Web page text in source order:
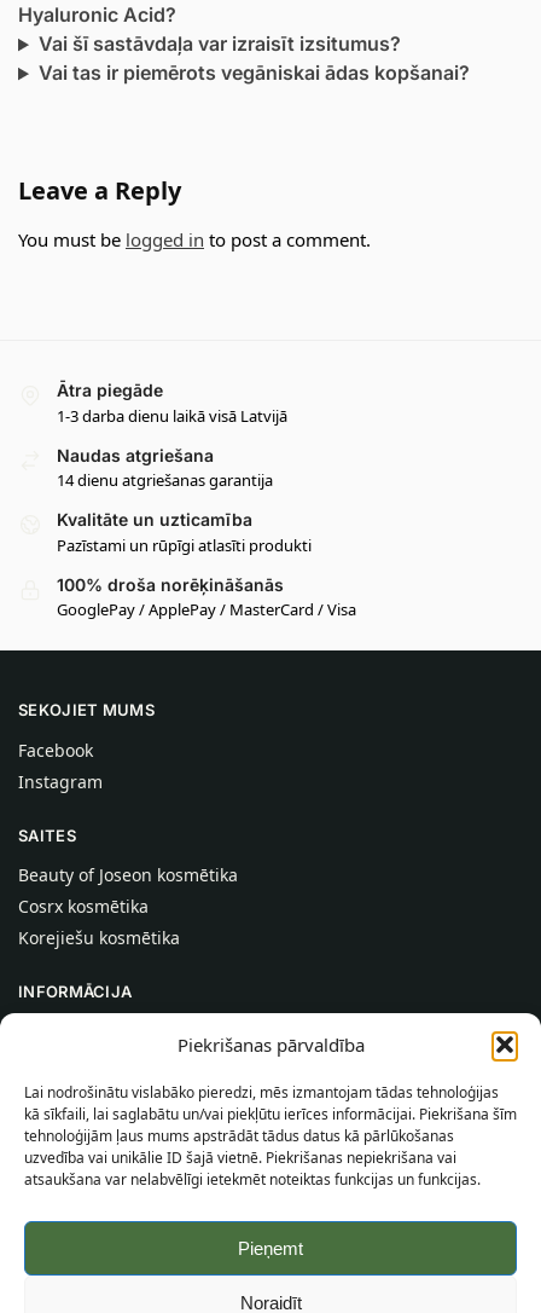
Piekrišanas pārvaldība
Lai nodrošinātu vislabāko pieredzi, mēs izmantojam tādas tehnoloģijas
kā sīkfaili, lai saglabātu un/vai piekļūtu ierīces informācijai. Piekrišana šīm
tehnoloģijām ļaus mums apstrādāt tādus datus kā pārlūkošanas
uzvedība vai unikālie ID šajā vietnē. Piekrišanas nepiekrišana vai
atsaukšana var nelabvēlīgi ietekmēt noteiktas funkcijas un funkcijas.
Pieņemt
Noraidīt
Hyaluronic Acid?
Vai šī sastāvdaļa var izraisīt izsitumus?
Vai tas ir piemērots vegāniskai ādas kopšanai?
Leave a Reply
You must be logged in to post a comment.
Ātra piegāde
1-3 darba dienu laikā visā Latvijā
Naudas atgriešana
14 dienu atgriešanas garantija
Kvalitāte un uzticamība
Pazīstami un rūpīgi atlasīti produkti
100% droša norēķināšanās
GooglePay / ApplePay / MasterCard / Visa
SEKOJIET MUMS
Facebook
Instagram
SAITES
Beauty of Joseon kosmētika
Cosrx kosmētika
Korejiešu kosmētika
INFORMĀCIJA
Palīdzība
INFORMĀCIJA PIRCĒJAM
Piegādes nosacījumi
Noteikumi un nosacījumi
Vietnes karte